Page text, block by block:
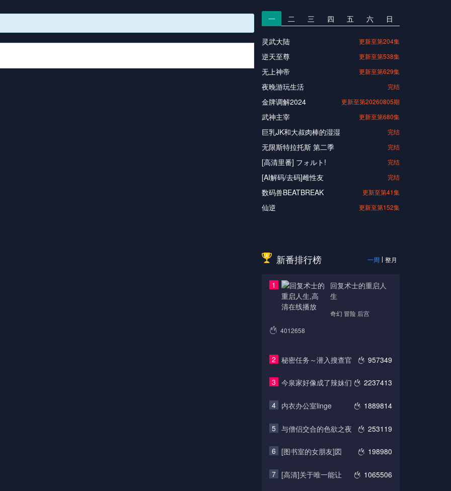
一 二 三 四 五 六 日
灵武大陆 更新至第204集
逆天至尊 更新至第538集
无上神帝 更新至第629集
夜晚游玩生活 完结
金牌调解2024 更新至第20260805期
武神主宰 更新至第680集
巨乳JK和大叔肉棒的湿湿 完结
无限斯特拉托斯 第二季 完结
[高清里番] フォルト! 完结
[AI解码/去码]雌性友 完结
数码兽BEATBREAK 更新至第41集
仙逆 更新至第152集
新番排行榜 一周 整月
1
回复术士的重启人
生
奇幻 冒险 后宫
4012658
2 957349
秘密任务～潜入搜查官
3 2237413
今泉家好像成了辣妹们
4 1889814
内衣办公室linge
5 253119
与僧侣交合的色欲之夜
6 198980
[图书室的女朋友]図
7 1065506
[高清]关于唯一能让